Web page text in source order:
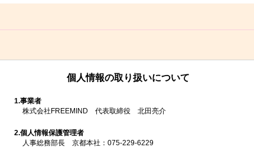
個人情報の取り扱いについて
1.事業者
株式会社FREEMIND 代表取締役 北田亮介
2.個人情報保護管理者
人事総務部長 京都本社：075-229-6229